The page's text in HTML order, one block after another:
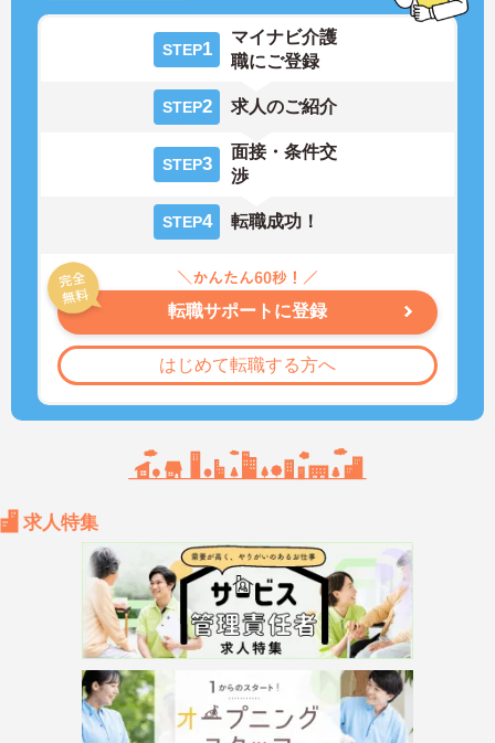
STEP1
マイナビ介護
職にご登録
STEP2 求人のご紹介
STEP3
面接・条件交
渉
STEP4 転職成功！
転職サポートに登録
はじめて転職する方へ
求人特集